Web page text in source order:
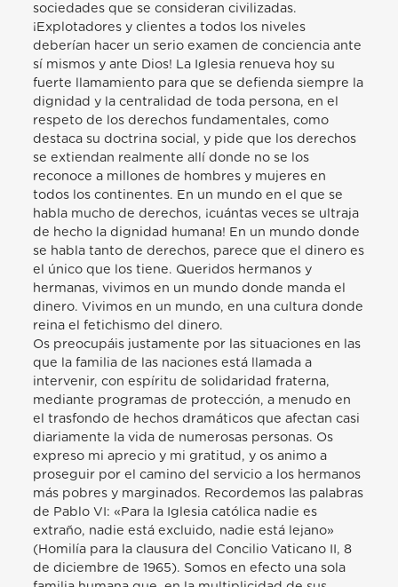
sociedades que se consideran civilizadas.
¡Explotadores y clientes a todos los niveles
deberían hacer un serio examen de conciencia ante
sí mismos y ante Dios! La Iglesia renueva hoy su
fuerte llamamiento para que se defienda siempre la
dignidad y la centralidad de toda persona, en el
respeto de los derechos fundamentales, como
destaca su doctrina social, y pide que los derechos
se extiendan realmente allí donde no se los
reconoce a millones de hombres y mujeres en
todos los continentes. En un mundo en el que se
habla mucho de derechos, ¡cuántas veces se ultraja
de hecho la dignidad humana! En un mundo donde
se habla tanto de derechos, parece que el dinero es
el único que los tiene. Queridos hermanos y
hermanas, vivimos en un mundo donde manda el
dinero. Vivimos en un mundo, en una cultura donde
reina el fetichismo del dinero.
Os preocupáis justamente por las situaciones en las
que la familia de las naciones está llamada a
intervenir, con espíritu de solidaridad fraterna,
mediante programas de protección, a menudo en
el trasfondo de hechos dramáticos que afectan casi
diariamente la vida de numerosas personas. Os
expreso mi aprecio y mi gratitud, y os animo a
proseguir por el camino del servicio a los hermanos
más pobres y marginados. Recordemos las palabras
de Pablo VI: «Para la Iglesia católica nadie es
extraño, nadie está excluido, nadie está lejano»
(Homilía para la clausura del Concilio Vaticano II, 8
de diciembre de 1965). Somos en efecto una sola